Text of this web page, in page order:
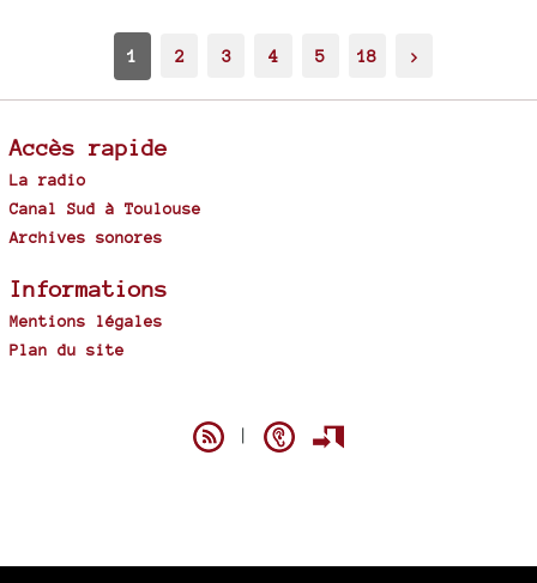
1 2 3 4 5 18 >
Accès rapide
La radio
Canal Sud à Toulouse
Archives sonores
Informations
Mentions légales
Plan du site
|